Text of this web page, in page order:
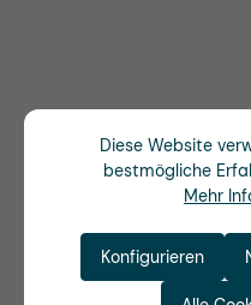
Diese Website
bestmögliche
Mehr
Konfigurieren